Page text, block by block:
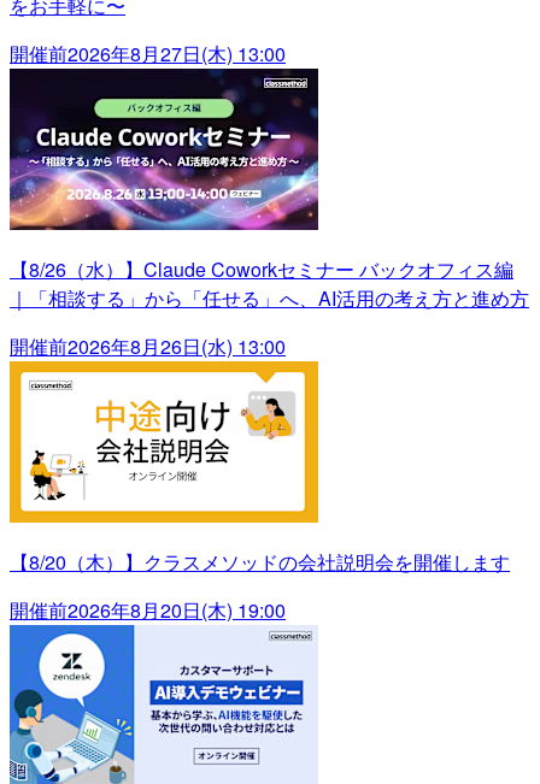
開催前2026年8月27日(木) 13:00
【8/26（水）】Claude Coworkセミナー バックオフィス編
｜「相談する」から「任せる」へ、AI活用の考え方と進め方
開催前2026年8月26日(水) 13:00
【8/20（木）】クラスメソッドの会社説明会を開催します
開催前2026年8月20日(木) 19:00